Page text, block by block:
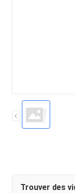
Trouver des